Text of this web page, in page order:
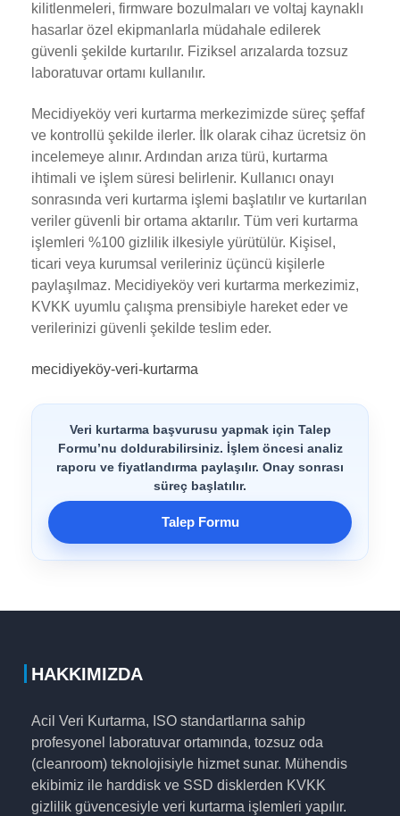
kilitlenmeleri, firmware bozulmaları ve voltaj kaynaklı
hasarlar özel ekipmanlarla müdahale edilerek
güvenli şekilde kurtarılır. Fiziksel arızalarda tozsuz
laboratuvar ortamı kullanılır.
Mecidiyeköy veri kurtarma merkezimizde süreç şeffaf
ve kontrollü şekilde ilerler. İlk olarak cihaz ücretsiz ön
incelemeye alınır. Ardından arıza türü, kurtarma
ihtimali ve işlem süresi belirlenir. Kullanıcı onayı
sonrasında veri kurtarma işlemi başlatılır ve kurtarılan
veriler güvenli bir ortama aktarılır. Tüm veri kurtarma
işlemleri %100 gizlilik ilkesiyle yürütülür. Kişisel,
ticari veya kurumsal verileriniz üçüncü kişilerle
paylaşılmaz. Mecidiyeköy veri kurtarma merkezimiz,
KVKK uyumlu çalışma prensibiyle hareket eder ve
verilerinizi güvenli şekilde teslim eder.
mecidiyeköy-veri-kurtarma
Veri kurtarma başvurusu yapmak için Talep
Formu’nu doldurabilirsiniz. İşlem öncesi analiz
raporu ve fiyatlandırma paylaşılır. Onay sonrası
süreç başlatılır.
Talep Formu
HAKKIMIZDA
Acil Veri Kurtarma, ISO standartlarına sahip
profesyonel laboratuvar ortamında, tozsuz oda
(cleanroom) teknolojisiyle hizmet sunar. Mühendis
ekibimiz ile harddisk ve SSD disklerden KVKK
gizlilik güvencesiyle veri kurtarma işlemleri yapılır.